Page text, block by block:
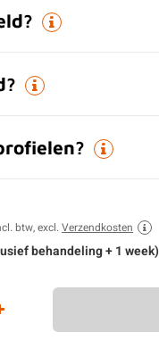
btw, excl. Verzendkosten
behandeling + 1 week)